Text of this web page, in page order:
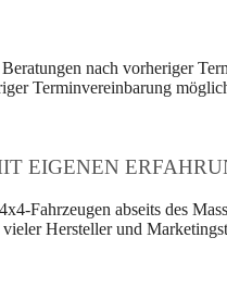
nach vorheriger
Terminvereinbarung
EIGENEN
Fahrzeugen abseits des
Hersteller und